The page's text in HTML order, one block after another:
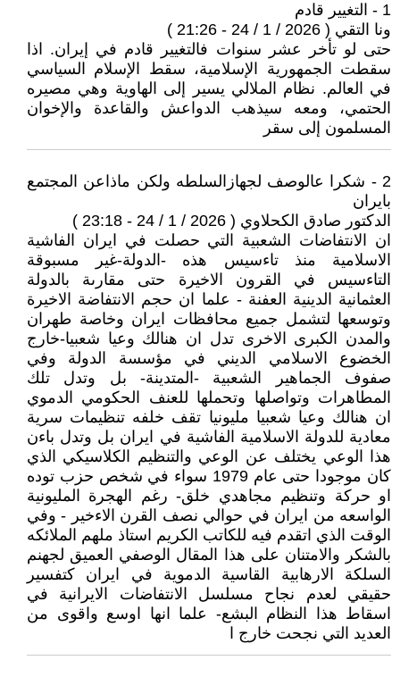
1 - التغيير قادم
ونا التقي ( 2026 / 1 / 24 - 21:26 )
حتى لو تأخر عشر سنوات فالتغيير قادم في إيران. اذا
سقطت الجمهورية الإسلامية، سقط الإسلام السياسي
في العالم. نظام الملالي يسير إلى الهاوية وهي مصيره
الحتمي، ومعه سيذهب الدواعش والقاعدة والإخوان
المسلمون إلى سقر
2 - شكرا عالوصف لجهازالسلطه ولكن ماذاعن المجتمع
بايران
الدكتور صادق الكحلاوي ( 2026 / 1 / 24 - 23:18 )
ان الانتفاضات الشعبية التي حصلت في ايران الفاشية
الاسلامية منذ تاءسيس هذه -الدولة-غير مسبوقة
التاءسيس في القرون الاخيرة حتى مقارىة بالدولة
العثمانية الدينية العفنة - علما ان حجم الانتفاضة الاخيرة
وتوسعها لتشمل جميع محافظات ايران وخاصة طهران
والمدن الكبرى الاخرى تدل ان هنالك وعيا شعبيا-خارج
الخضوع الاسلامي الديني في مؤسسة الدولة وفي
صفوف الجماهير الشعبية -المتدينة- بل وتدل تلك
المطاهرات وتواصلها وتحملها للعنف الحكومي الدموي
ان هنالك وعيا شعبيا مليونيا تقف خلفه تنظيمات سرية
معادية للدولة الاسلامية الفاشية في ايران بل وتدل باءن
هذا الوعي يختلف عن الوعي والتنظيم الكلاسيكي الذي
كان موجودا حتى عام 1979 سواء في شخص حزب توده
او حركة وتنظيم مجاهدي خلق- رغم الهجرة المليونية
الواسعه من ايران في حوالي نصف القرن الاءخير - وفي
الوقت الذي اتقدم فيه للكاتب الكريم استاذ ملهم الملائكه
بالشكر والامتنان على هذا المقال الوصفي العميق لجهنم
السلكة الارهابية القاسية الدموية في ايران كتفسير
حقيقي لعدم نجاح مسلسل الانتفاضات الايرانية في
اسقاط هذا النظام البشع- علما انها اوسع واقوى من
العديد التي نجحت خارج ا